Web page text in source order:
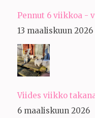
Pennut 6 viikkoa -
13 maaliskuun 2026
Viides viikko
6 maaliskuun 2026